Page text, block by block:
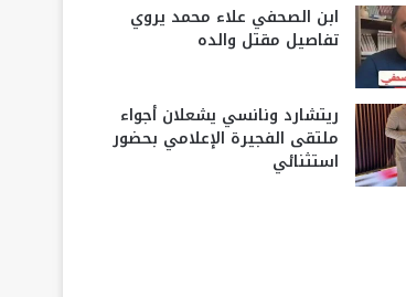
ابن الصحفي علاء محمد يروي
تفاصيل مقتل والده
ريتشارد ونانسي يشعلان أجواء
ملتقى الفجيرة الإعلامي بحضور
استثنائي